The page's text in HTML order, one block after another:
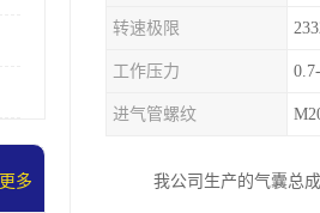
更多
转速极限
工作压力
进气管螺纹
我公司生产的气囊总